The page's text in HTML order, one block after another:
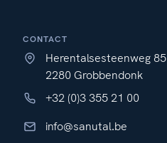
CONTACT
Herentalsesteenweg 85
2280 Grobbendonk
+32 (0)3 355 21 00
info@sanutal.be